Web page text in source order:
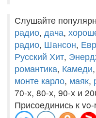
Слушайте
радио, дача,
радио, Шансон,
Русский Хит,
романтика, Камеди,
монте карло, маяк,
70-х, 80-х, 90-х и
Присоединись к